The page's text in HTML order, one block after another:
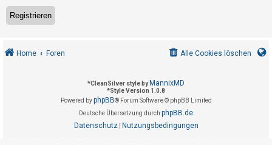
U
n
e
Registrieren
Home Foren Alle Cookies löschen
*CleanSilver style by MannixMD
*Style Version 1.0.8
Powered byphpBB® Forum Software © phpBB Limited
Deutsche Übersetzung durch phpBB.de
Datenschutz| Nutzungsbedingungen